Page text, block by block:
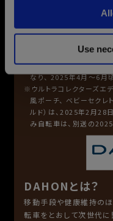
Use
セクレ
社製本格折りたたみ自
※モンスターハンターワ
なり、2025年4月～6月
※ウルトラコレクターズエデ
風ポーチ、 ベビーセクレ
ルド）は、2025年2月28
み自転車は、別送の
DAHONとは？
移動手段や健康維持のほ
転車をとおして次世代